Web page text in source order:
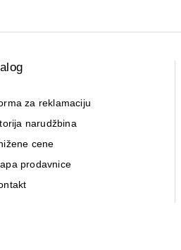
za reklamaciju
narudžbina
cene
prodavnice